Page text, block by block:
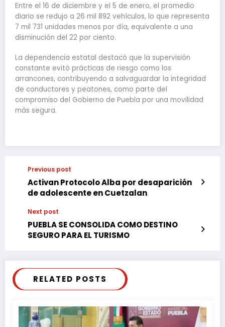
Entre el 16 de diciembre y el 5 de enero, el promedio
diario se redujo a 26 mil 892 vehículos, lo que representa
7 mil 731 unidades menos por día, equivalente a una
disminución del 22 por ciento.
La dependencia estatal destacó que la supervisión
constante evitó prácticas de riesgo como los
arrancones, contribuyendo a salvaguardar la integridad
de conductores y peatones, como parte del
compromiso del Gobierno de Puebla por una movilidad
más segura.
Previous post
Activan Protocolo Alba por desaparición
de adolescente en Cuetzalan
Next post
PUEBLA SE CONSOLIDA COMO DESTINO
SEGURO PARA EL TURISMO
RELATED POSTS